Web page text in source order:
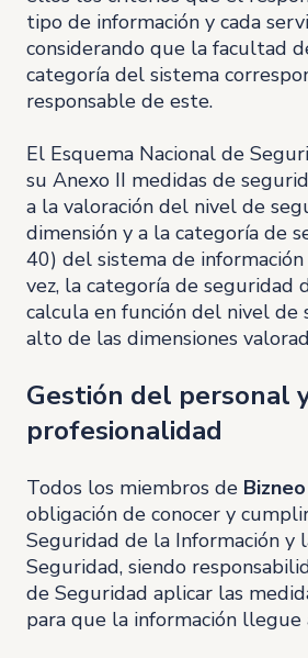
tipo de información y cada
considerando que la facultad
categoría del sistema
responsable de este.
El Esquema Nacional de
su Anexo II medidas de
a la valoración del nivel de
dimensión y a la categoría de
40) del sistema de
vez, la categoría de seguridad
calcula en función del nivel de
alto de las dimensiones
Gestión del personal
profesionalidad
Todos los miembros de Bizneo
obligación de conocer y
Seguridad de la Información y
Seguridad, siendo
de Seguridad aplicar las
para que la información llegue